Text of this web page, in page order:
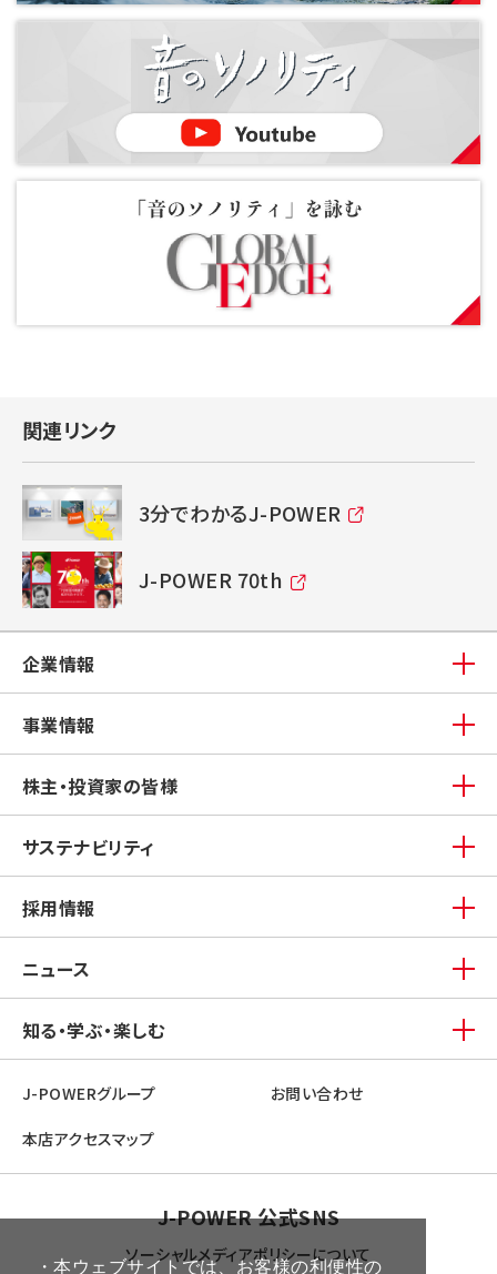
・本ウェブサイトでは、お客様の利便性の
関連リンク
3分でわかるJ-POWER
J-POWER 70th
企業情報
事業情報
株主・投資家の皆様
サステナビリティ
採用情報
ニュース
知る・学ぶ・楽しむ
J-POWERグループ お問い合わせ
本店アクセスマップ
J-POWER 公式SNS
ソーシャルメディアポリシーについて